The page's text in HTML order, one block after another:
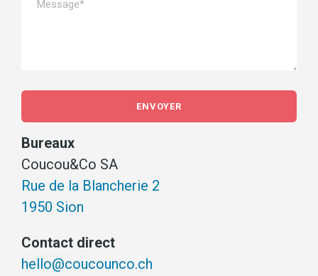
Bureaux
Coucou&Co SA
Rue de la Blancherie 2
1950 Sion
Contact direct
hello@coucounco.ch